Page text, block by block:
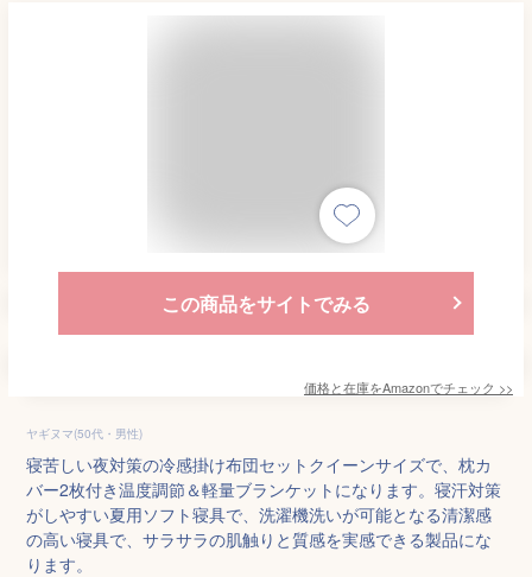
この商品をサイトでみる
価格と在庫をAmazonでチェック >>
ヤギヌマ(50代・男性)
寝苦しい夜対策の冷感掛け布団セットクイーンサイズで、枕カ
バー2枚付き温度調節＆軽量ブランケットになります。寝汗対策
がしやすい夏用ソフト寝具で、洗濯機洗いが可能となる清潔感
の高い寝具で、サラサラの肌触りと質感を実感できる製品にな
ります。